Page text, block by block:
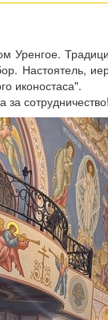
Настоятель,
иконостаса".
за